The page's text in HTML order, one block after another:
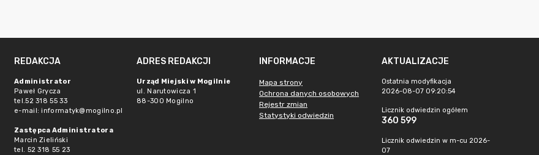
REDAKCJA
Administrator
Paweł Grycza
tel.52 318 55 33
e-mail: informatyk@mogilno.pl
Zastępca Administratora
Marcin Zieliński
tel. 52 318 55 23
ADRES REDAKCJI
Urząd Miejski w Mogilnie
ul. Narutowicza 1
88-300 Mogilno
INFORMACJE
Mapa strony
Ochrona danych osobowych
Rejestr zmian
Statystyki odwiedzin
AKTUALIZACJE
Ostatnia modyfikacja
2026-08-07 09:20:54
Licznik odwiedzin ogółem
360 599
Licznik odwiedzin w m-cu 2026-
07